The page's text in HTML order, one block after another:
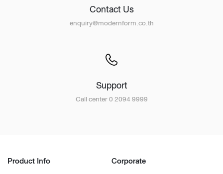
Contact Us
enquiry@modernform.co.th
Support
Call center 0 2094 9999
Product Info Corporate